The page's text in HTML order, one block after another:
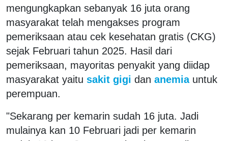
mengungkapkan sebanyak 16 juta orang
masyarakat telah mengakses program
pemeriksaan atau cek kesehatan gratis (CKG)
sejak Februari tahun 2025. Hasil dari
pemeriksaan, mayoritas penyakit yang diidap
masyarakat yaitu sakit gigi dan anemia untuk
perempuan.
"Sekarang per kemarin sudah 16 juta. Jadi
mulainya kan 10 Februari jadi per kemarin